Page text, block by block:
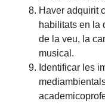
Haver adquirit
habilitats en la
de la veu, la
musical.
Identificar les